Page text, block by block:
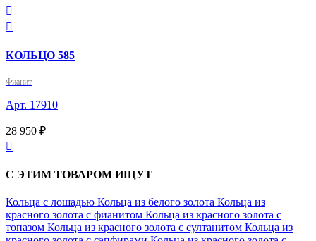


КОЛЬЦО 585
Фианит
Арт. 17910
28 950 ₽

С ЭТИМ ТОВАРОМ ИЩУТ
Кольца с лошадью Кольца из белого золота Кольца из
красного золота с фианитом Кольца из красного золота с
топазом Кольца из красного золота с султанитом Кольца из